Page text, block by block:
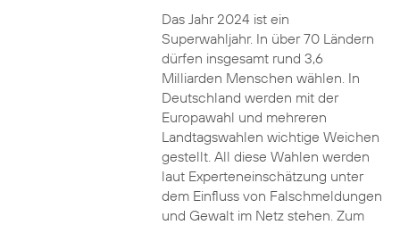
Das Jahr 2024 ist ein
Superwahljahr. In über 70 Ländern
dürfen insgesamt rund 3,6
Milliarden Menschen wählen. In
Deutschland werden mit der
Europawahl und mehreren
Landtagswahlen wichtige Weichen
gestellt. All diese Wahlen werden
laut Experteneinschätzung unter
dem Einfluss von Falschmeldungen
und Gewalt im Netz stehen. Zum